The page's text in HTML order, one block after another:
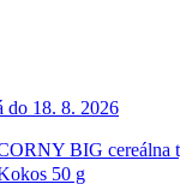
do 18. 8. 2026
BIG cereálna
50 g